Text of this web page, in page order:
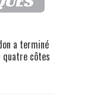
a terminé
quatre côtes